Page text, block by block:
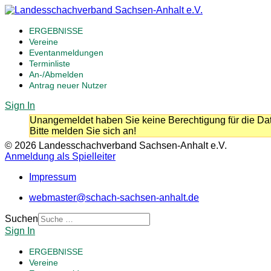
ERGEBNISSE
Vereine
Eventanmeldungen
Terminliste
An-/Abmelden
Antrag neuer Nutzer
Sign In
Unangemeldet haben Sie keine Berechtigung für die
Bitte melden Sie sich an!
© 2026 Landesschachverband Sachsen-Anhalt e.V.
Anmeldung als Spielleiter
Impressum
webmaster@schach-sachsen-anhalt.de
Suchen
Sign In
ERGEBNISSE
Vereine